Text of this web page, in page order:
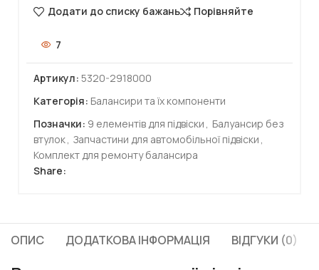
Додати до списку бажань
Порівняйте
7
Артикул: 5320-2918000
Категорія: Балансири та їх компоненти
Позначки: 9 елементів для підвіски , Балуансир без
втулок, Запчастини для автомобільної підвіски ,
Комплект для ремонту балансира
Share:
ОПИС ДОДАТКОВА ІНФОРМАЦІЯ ВІДГУКИ (0)